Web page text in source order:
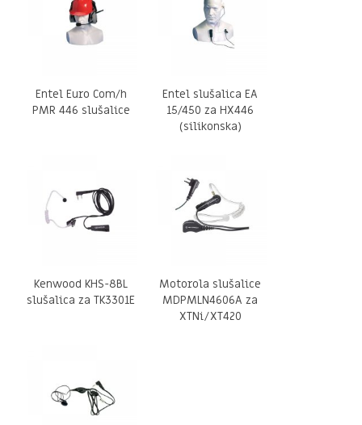
Entel Euro Com/h
PMR 446 slušalice
Entel slušalica EA
15/450 za HX446
(silikonska)
Kenwood KHS-8BL
slušalica za TK3301E
Motorola slušalice
MDPMLN4606A za
XTNi/XT420